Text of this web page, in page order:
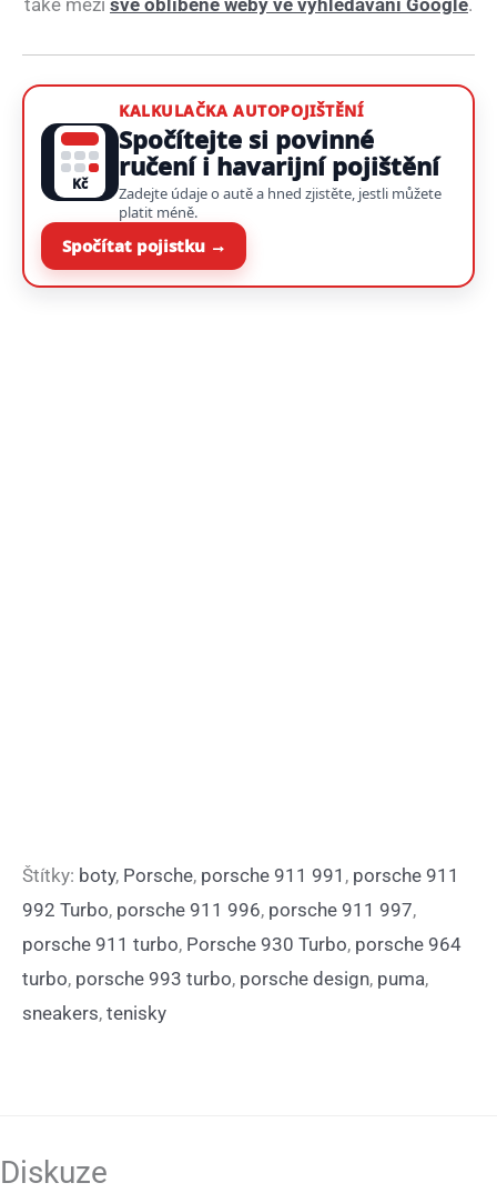
Kč
KALKULAČKA AUTOPOJIŠTĚNÍ
Spočítejte si povinné
ručení i havarijní pojištění
Zadejte údaje o autě a hned zjistěte, jestli můžete
platit méně.
Spočítat pojistku →
Štítky: boty, Porsche, porsche 911 991 , porsche 911
992 Turbo, porsche 911 996, porsche 911 997,
porsche 911 turbo, Porsche 930 Turbo, porsche 964
turbo, porsche 993 turbo, porsche design, puma,
sneakers, tenisky
Diskuze